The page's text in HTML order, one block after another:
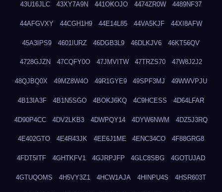
43U16JLC 43XY7A9N 441OKOJO 4474ZR0W 4489NF37
44AFGVXY 44CGH1H9 44E14L85 44VA5KJF 44XI8AFW
45A3IPS9 4601IURZ 46DGB3L9 46DLKJV6 46KT56QV
4728GJZN 47CQFY0O 47JMVITW 47TRZS70 47W8J2J2
48QJBQ0X 49MZ8W4O 49R1GYE9 49SPF3MJ 49WWVPJU
4B13IA3F 4B1N5SGO 4BOKJ6KQ 4C9HCESS 4D64LFAR
4D90P4CC 4DV2LKB3 4DWPQY14 4DYW6NWM 4DZ5J3RQ
4E402GTO 4E4R43JK 4EE6J1ME 4ENC34CO 4F88GRG8
4FDT5ITF 4GHTKFV1 4GJRPJFP 4GLC8SBG 4GOTUJAD
4GTUQOMS 4H5VY3Z1 4HCW1AJA 4HINPU4S 4HSR603T